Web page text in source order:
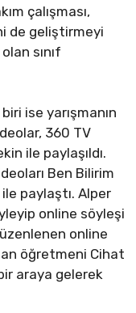
çalışması,
de geliştirmeyi
sınıf
ise yarışmanın
360 TV
ile paylaşıldı.
Ben Bilirim
paylaştı. Alper
online söyleşi
online
öğretmeni Cihat
araya gelerek